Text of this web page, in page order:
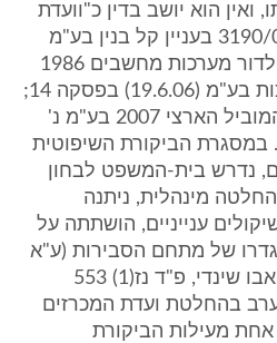
הוא יושב בדין כ"וועדת
מכרזים עליונה" (עע"מ 3190/02 בעניין קל בנין בע"מ
לעיל; עע"מ 11572/05 טלדור מערכות מחשבים 1986
בע"מ נ' אימג'סטור מערכות בע"מ (19.6.06) בפסקה 14;
ועע"מ 6203/11 הסעות המוביל הארצי 2007 בע"מ נ'
רמלה (27.12.11)). במסגרת הביקורת השיפוטית
נדרש בית-המשפט לבחון
מינהלית, ניתנה
ענייניים, הושתתה על
של מתחם הסבירות (ע"א
334/01 מדינת ישראל נ' אבו שינדי, פ"ד נז(1) 553
בהחלטת ועדת המכרזים
מעילות הביקורת